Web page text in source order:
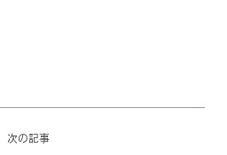
次の記事